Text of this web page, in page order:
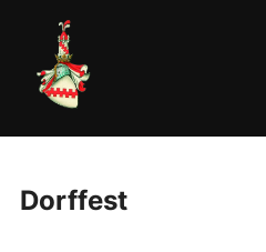
springen
Dorffest